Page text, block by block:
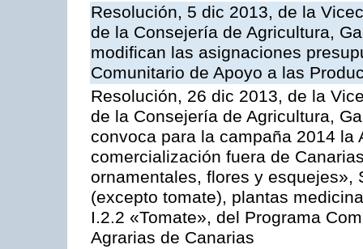
Resolución, 5 dic 2013, de la
de la Consejería de Agricultura,
modifican las asignaciones
Comunitario de Apoyo a las
Resolución, 26 dic 2013, de la
de la Consejería de Agricultura,
convoca para la campaña 2014 la
comercialización fuera de
ornamentales, flores y esquejes»,
(excepto tomate), plantas
I.2.2 «Tomate», del Programa
Agrarias de Canarias